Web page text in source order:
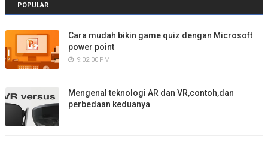
POPULAR
Cara mudah bikin game quiz dengan Microsoft
power point
9:02:00 PM
Mengenal teknologi AR dan VR,contoh,dan
perbedaan keduanya